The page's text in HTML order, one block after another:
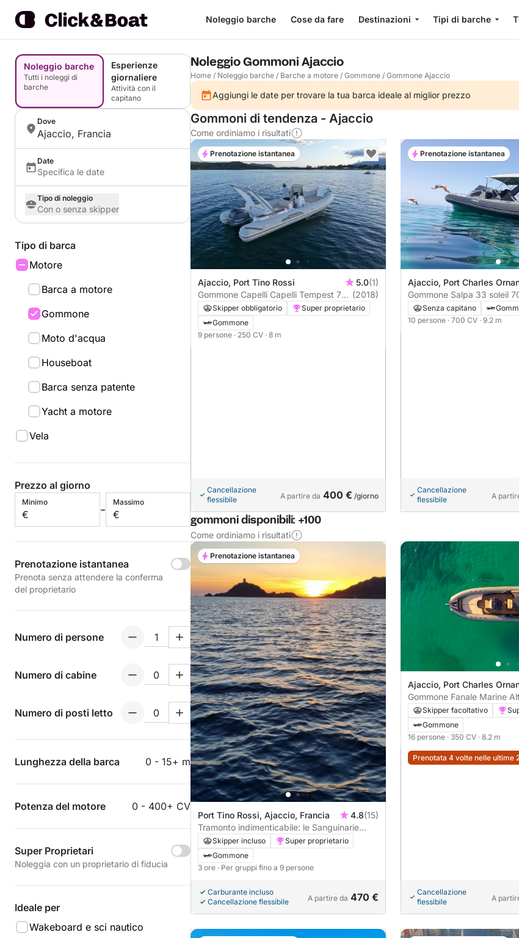
Noleggio barche Cose da fare Destinazioni Tipi di barche
Noleggio barche
Tutti i noleggi di
barche
Esperienze
giornaliere
Attività con il
capitano
Dove
Ajaccio, Francia
Date
Specifica le date
Tipo di noleggio
Con o senza skipper
Tipo di barca
Motore
Barca a motore
Gommone
Moto d'acqua
Houseboat
Barca senza patente
Yacht a motore
Vela
Prezzo al giorno
Minimo
€ -
Massimo
€
Prenotazione istantanea
Prenota senza attendere la conferma
del proprietario
Numero di persone
Numero di cabine
Numero di posti letto
Lunghezza della barca 0 - 15+ m
Potenza del motore 0 - 400+ CV
Super Proprietari
Noleggia con un proprietario di fiducia
Ideale per
Wakeboard e sci nautico
Noleggio Gommoni Ajaccio
Home / Noleggio barche / Barche a motore / Gommone / Gommone Ajaccio
Aggiungi le date per trovare la tua barca ideale al miglior prezzo
Gommoni di tendenza - Ajaccio
Come ordiniamo i risultati
Ajaccio, Port Tino Rossi 5.0(1)
Gommone Capelli Capelli Tempest 775
250CV
(2018)
Skipper obbligatorio
Super proprietario
Gommone
9 persone · 250 CV · 8 m
Cancellazione
flessibile
A partire da 400 € /giorno
Prenotazione istantanea
Ajaccio, Port Charles
Senza capitano
10 persone · 700 CV · 9.2 m
Cancellazione
flessibile
A
Prenotazione istantanea
gommoni disponibili: +100
Come ordiniamo i risultati
Port Tino Rossi, Ajaccio, Francia 4.8(15)
Tramonto indimenticabile: le Sanguinarie
come non le avete mai viste prima
Skipper incluso
Super proprietario
Gommone
3 ore · Per gruppi fino a 9 persone
Carburante incluso
Cancellazione flessibile
A partire da 470 €
Prenotazione istantanea
Ajaccio, Port Charles
Gommone Fanale Marine
350CV
Skipper facoltativo
Gommone
16 persone · 350 CV · 8.2 m
Prenotata 4 volte nelle ultime
Cancellazione
flessibile
A